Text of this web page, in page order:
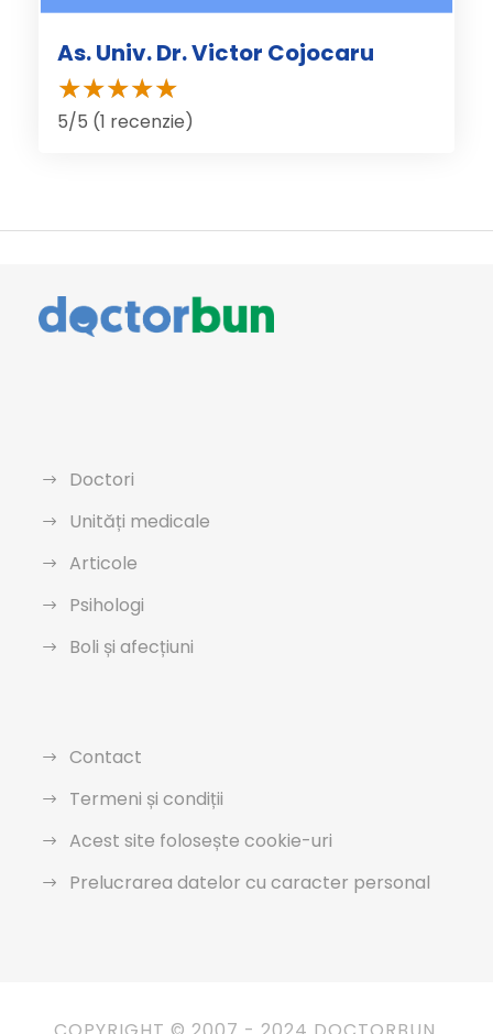
As. Univ. Dr. Victor Cojocaru
5/5 (1 recenzie)
Doctori
Unități medicale
Articole
Psihologi
Boli și afecțiuni
Contact
Termeni și condiții
Acest site folosește cookie-uri
Prelucrarea datelor cu caracter personal